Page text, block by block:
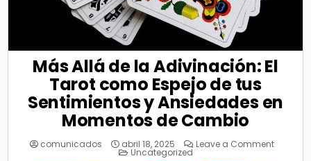
Más Allá de la Adivinación: El
Tarot como Espejo de tus
Sentimientos y Ansiedades en
Momentos de Cambio
comunicados abril 18, 2025 Leave a Commenton
Posted
Uncategorized